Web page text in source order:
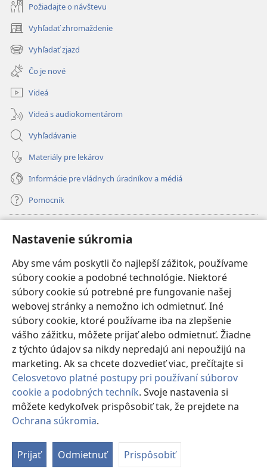
Nastavenie súkromia
Aby sme vám poskytli čo najlepší zážitok, používame
súbory cookie a podobné technológie. Niektoré
súbory cookie sú potrebné pre fungovanie našej
webovej stránky a nemožno ich odmietnuť. Iné
súbory cookie, ktoré používame iba na zlepšenie
vášho zážitku, môžete prijať alebo odmietnuť. Žiadne
z týchto údajov sa nikdy nepredajú ani nepoužijú na
marketing. Ak sa chcete dozvedieť viac, prečítajte si
Celosvetovo platné postupy pri používaní súborov
cookie a podobných techník. Svoje nastavenia si
môžete kedykoľvek prispôsobiť tak, že prejdete na
Ochrana súkromia.
Prijať Odmietnuť Prispôsobiť
Požiadajte o návštevu
Vyhľadať zhromaždenie
(otvorí
nové
okno)
Vyhľadať zjazd
(otvorí
nové
okno)
Čo je nové
Videá
Videá s audiokomentárom
Vyhľadávanie
Materiály pre lekárov
Informácie pre vládnych úradníkov a médiá
Pomocník
(otvorí
nové
okno)
INTERNETOVÁ KNIŽNICA Strážnej veže
(otvorí
nové
okno)JW Hub ®
(otvorí
nové
okno)JW Library
Watchtower Library
Copyright© 2026 Watch Tower Bible and Tract Society of Pennsylvania.
PODMIENKY POUŽÍVANIA